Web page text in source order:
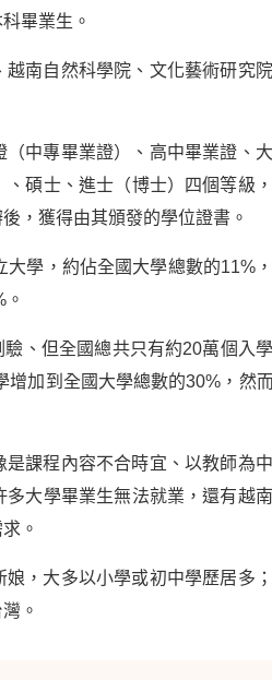
畢業生。
南自然科學院、文化藝術研究
中專畢業證）、高中畢業證、
碩士、進士（博士）四個等級
，獲得由其頒發的學位證書。
學，約佔全國大學總數的11%
、但全國總共只有約20萬個入
加到全國大學總數的30%，然
課程內容不合時宜、以教師為
大學畢業生無法就業，還有越
。
，大多以小學或初中學歷居多
。